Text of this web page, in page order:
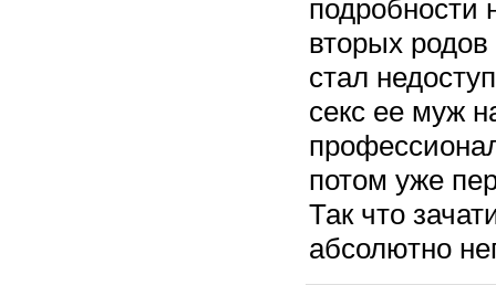
подробности
вторых
стал
секс ее муж
потом уже
Так что
абсолютно